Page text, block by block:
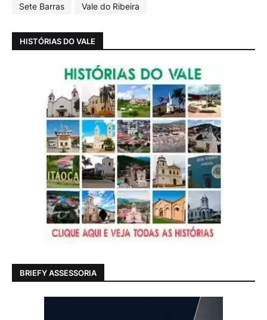
Sete Barras
Vale do Ribeira
HISTÓRIAS DO VALE
BRIEFY ASSESSORIA